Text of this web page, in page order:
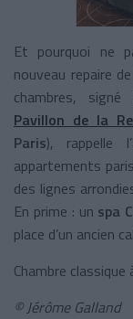
Et pourquoi ne
nouveau repaire de
chambres, signé
Pavillon de la
Paris), rappelle
appartements
des lignes
En prime : un spa
place d’un ancien
Chambre
© Jérôme Galland